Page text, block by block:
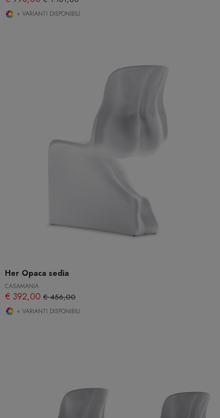
+ VARIANTI DISPONIBILI
Her Opaca sedia
CASAMANIA
€ 392,00 € 456,00
+ VARIANTI DISPONIBILI